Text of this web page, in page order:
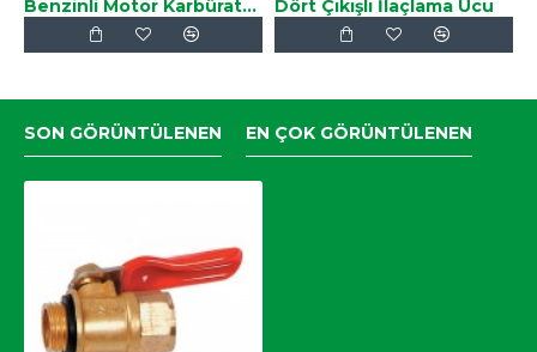
Benzinli Motor Karbüratörü 5.5HP-6.5HP Dört Çıkışlı İlaçlama Ucu
SON GÖRÜNTÜLENEN EN ÇOK GÖRÜNTÜLENEN